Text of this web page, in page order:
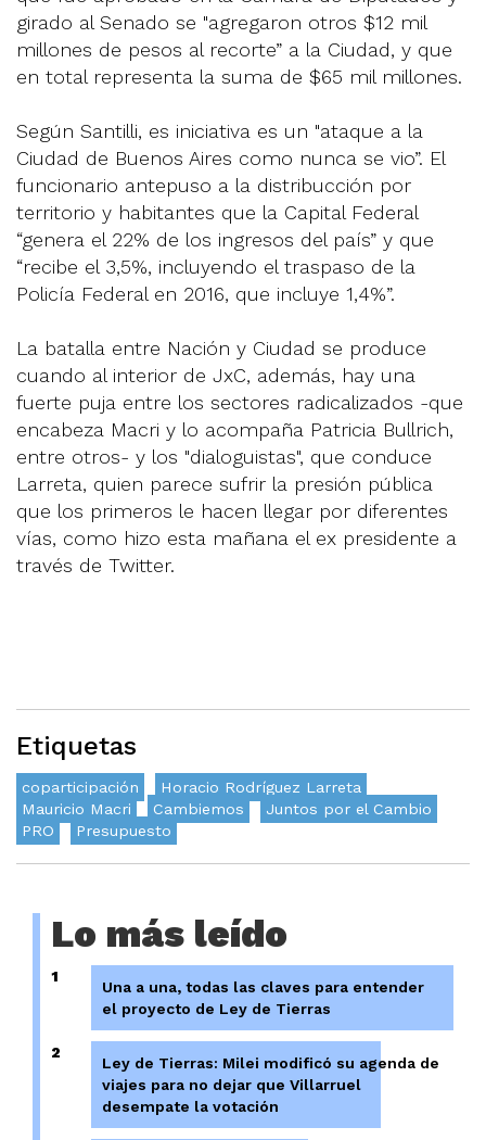
girado al Senado se "agregaron otros $12 mil
millones de pesos al recorte” a la Ciudad, y que
en total representa la suma de $65 mil millones.
Según Santilli, es iniciativa es un "ataque a la
Ciudad de Buenos Aires como nunca se vio”. El
funcionario antepuso a la distribucción por
territorio y habitantes que la Capital Federal
“genera el 22% de los ingresos del país” y que
“recibe el 3,5%, incluyendo el traspaso de la
Policía Federal en 2016, que incluye 1,4%”.
La batalla entre Nación y Ciudad se produce
cuando al interior de JxC, además, hay una
fuerte puja entre los sectores radicalizados -que
encabeza Macri y lo acompaña Patricia Bullrich,
entre otros- y los "dialoguistas", que conduce
Larreta, quien parece sufrir la presión pública
que los primeros le hacen llegar por diferentes
vías, como hizo esta mañana el ex presidente a
través de Twitter.
Etiquetas
coparticipación
Horacio Rodríguez Larreta
Mauricio Macri
Cambiemos
Juntos por el Cambio
PRO
Presupuesto
Lo más leído
1
Una a una, todas las claves para entender
el proyecto de Ley de Tierras
2
Ley de Tierras: Milei modificó su agenda de
viajes para no dejar que Villarruel
desempate la votación